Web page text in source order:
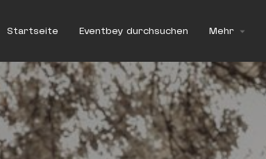
Startseite Eventbey durchsuchen Mehr